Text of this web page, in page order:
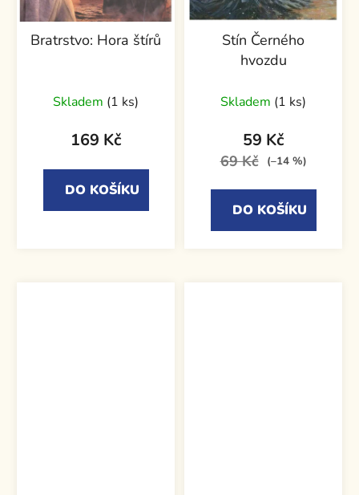
Bratrstvo: Hora štírů
Skladem (1 ks)
169 Kč
DO KOŠÍKU
Stín Černého
hvozdu
Skladem (1 ks)
59 Kč
69 Kč (–14 %)
DO KOŠÍKU